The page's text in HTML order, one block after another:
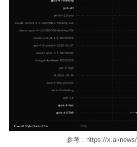
参考：https://x.ai/